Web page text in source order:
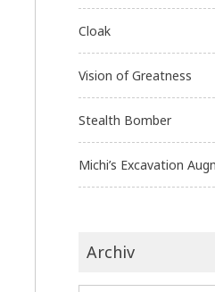
Cloak
Vision of Greatness
Stealth Bomber
Michi’s Excavation
Archiv